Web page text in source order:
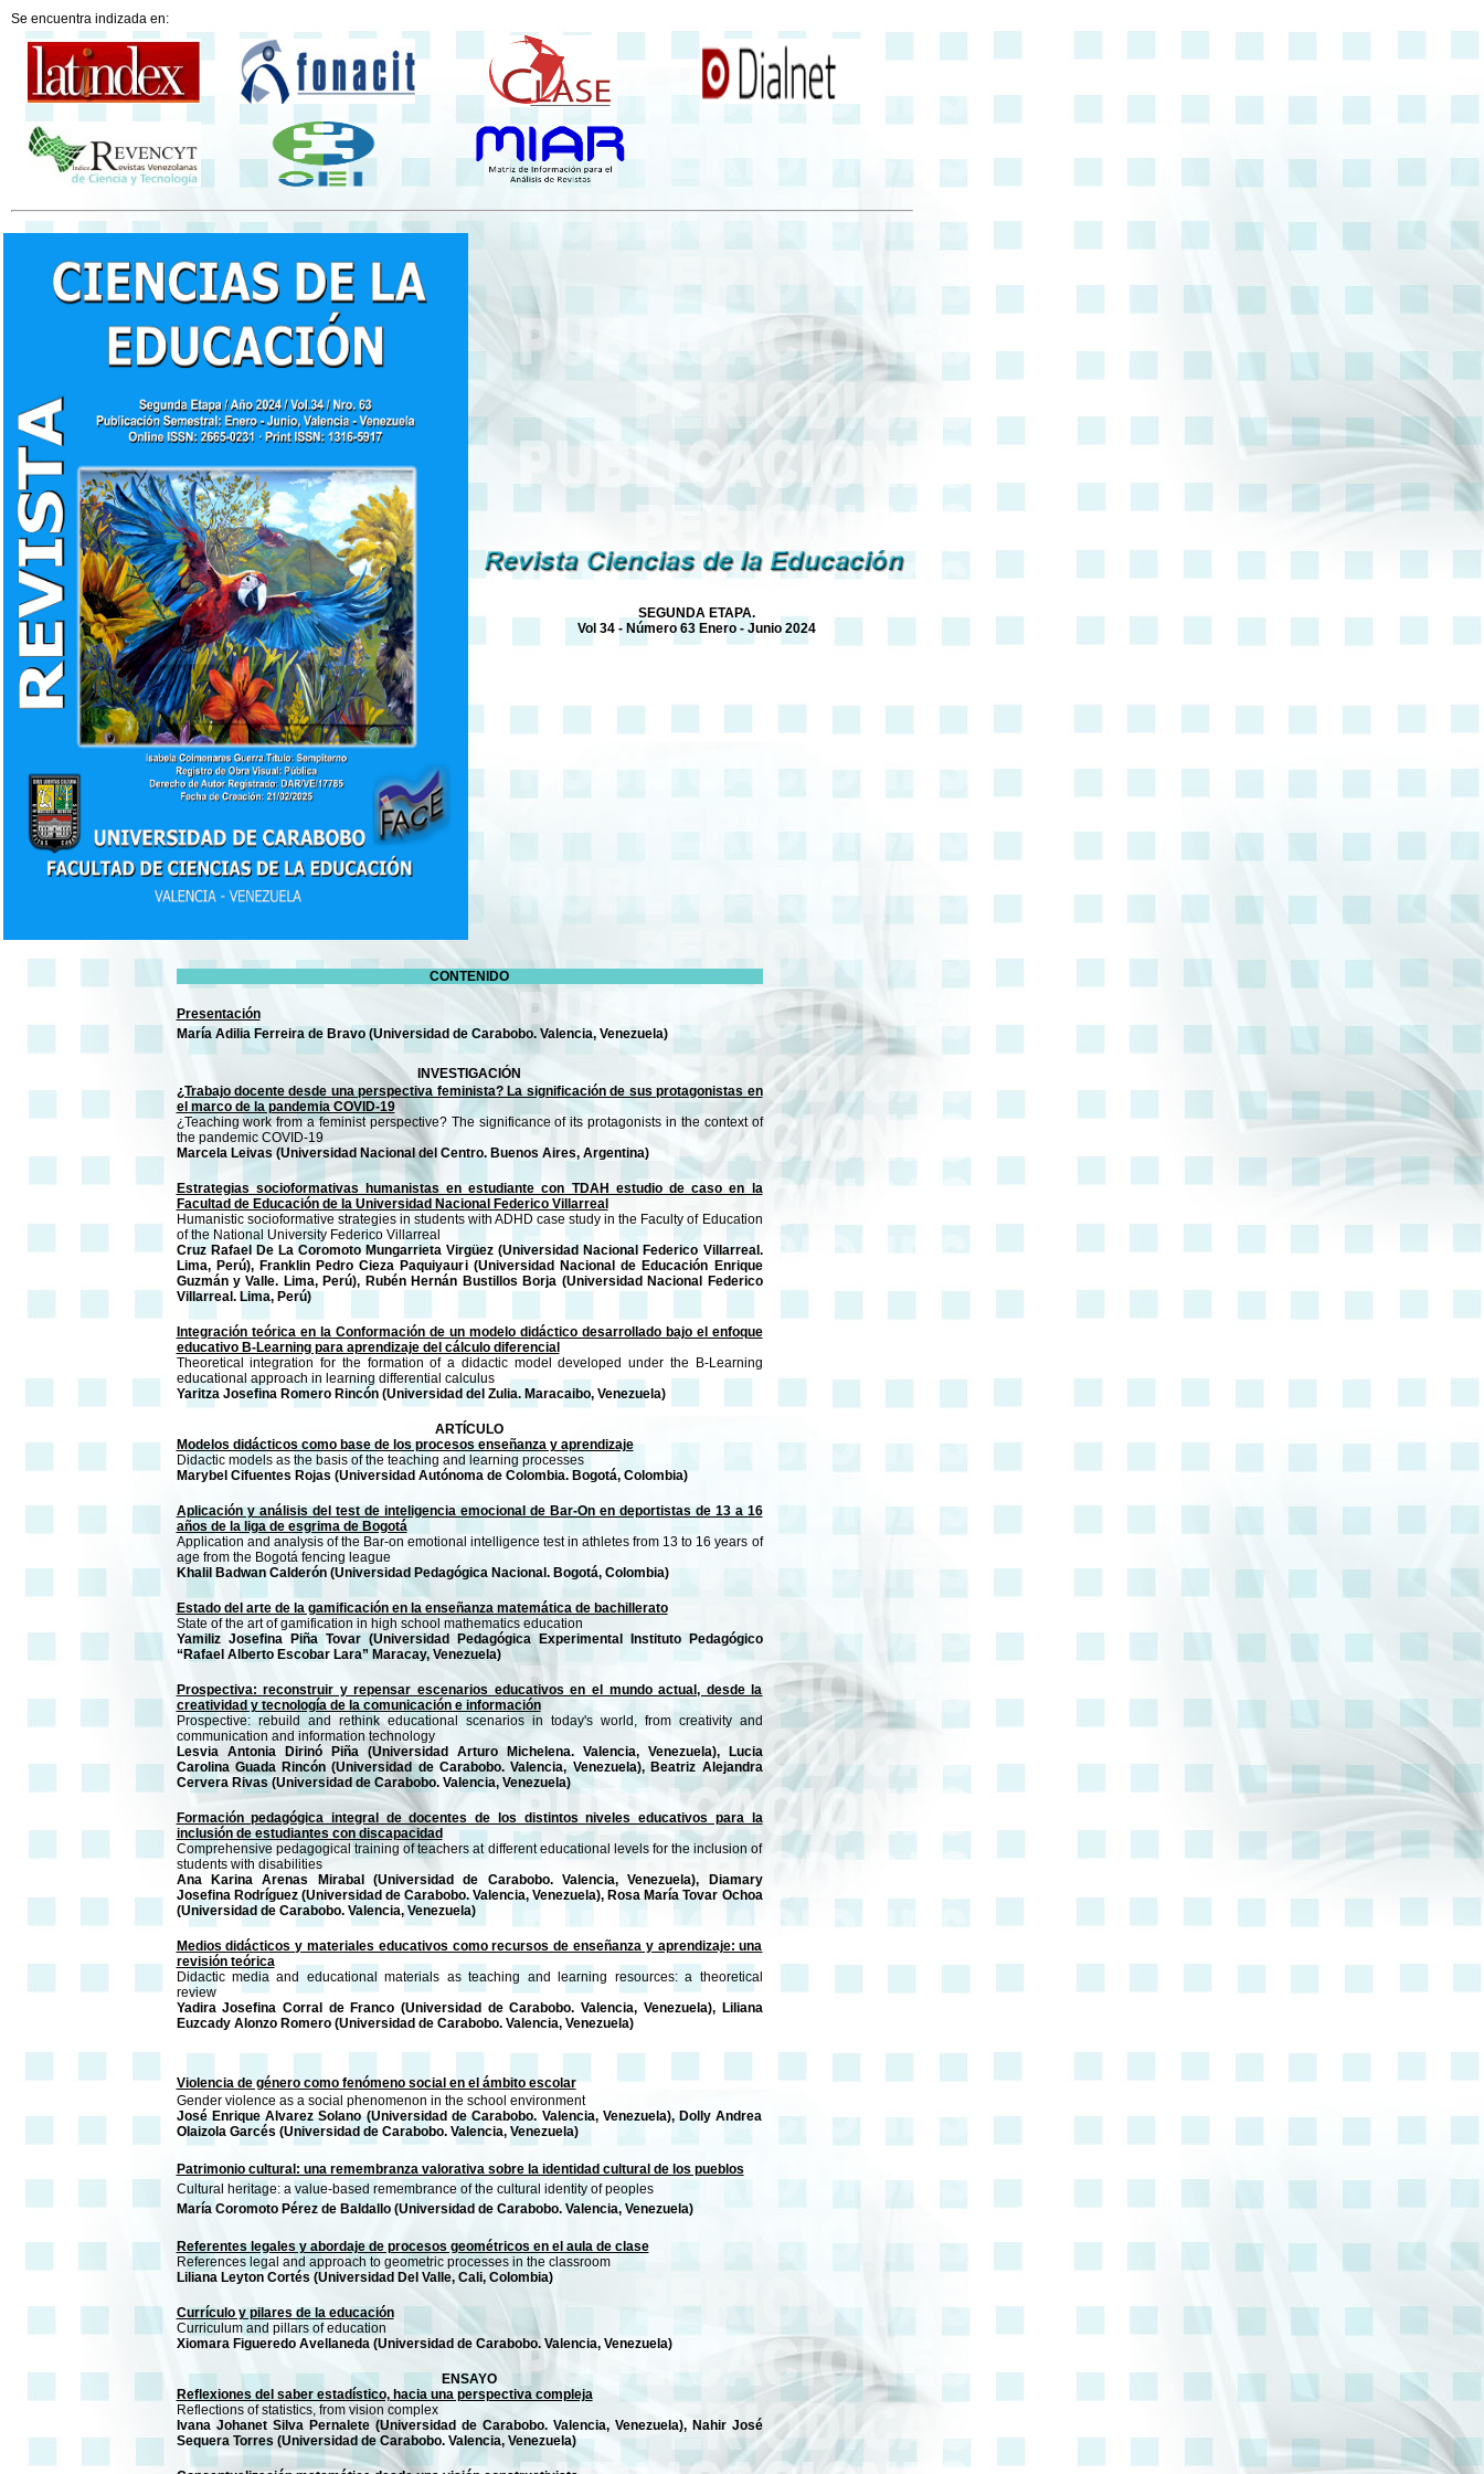
Se encuentra indizada en:
SEGUNDA ETAPA.
Vol 34 - Número 63 Enero - Junio 2024
CONTENIDO
Presentación
María Adilia Ferreira de Bravo (Universidad de Carabobo. Valencia, Venezuela)
INVESTIGACIÓN
¿Trabajo docente desde una perspectiva feminista? La significación de sus protagonistas en
el marco de la pandemia COVID-19
¿Teaching work from a feminist perspective? The significance of its protagonists in the context of
the pandemic COVID-19
Marcela Leivas (Universidad Nacional del Centro. Buenos Aires, Argentina)
Estrategias socioformativas humanistas en estudiante con TDAH estudio de caso en la
Facultad de Educación de la Universidad Nacional Federico Villarreal
Humanistic socioformative strategies in students with ADHD case study in the Faculty of Education
of the National University Federico Villarreal
Cruz Rafael De La Coromoto Mungarrieta Virgüez (Universidad Nacional Federico Villarreal.
Lima, Perú), Franklin Pedro Cieza Paquiyauri (Universidad Nacional de Educación Enrique
Guzmán y Valle. Lima, Perú), Rubén Hernán Bustillos Borja (Universidad Nacional Federico
Villarreal. Lima, Perú)
Integración teórica en la Conformación de un modelo didáctico desarrollado bajo el enfoque
educativo B-Learning para aprendizaje del cálculo diferencial
Theoretical integration for the formation of a didactic model developed under the B-Learning
educational approach in learning differential calculus
Yaritza Josefina Romero Rincón (Universidad del Zulia. Maracaibo, Venezuela)
ARTÍCULO
Modelos didácticos como base de los procesos enseñanza y aprendizaje
Didactic models as the basis of the teaching and learning processes
Marybel Cifuentes Rojas (Universidad Autónoma de Colombia. Bogotá, Colombia)
Aplicación y análisis del test de inteligencia emocional de Bar-On en deportistas de 13 a 16
años de la liga de esgrima de Bogotá
Application and analysis of the Bar-on emotional intelligence test in athletes from 13 to 16 years of
age from the Bogotá fencing league
Khalil Badwan Calderón (Universidad Pedagógica Nacional. Bogotá, Colombia)
Estado del arte de la gamificación en la enseñanza matemática de bachillerato
State of the art of gamification in high school mathematics education
Yamiliz Josefina Piña Tovar (Universidad Pedagógica Experimental Instituto Pedagógico
“Rafael Alberto Escobar Lara” Maracay, Venezuela)
Prospectiva: reconstruir y repensar escenarios educativos en el mundo actual, desde la
creatividad y tecnología de la comunicación e información
Prospective: rebuild and rethink educational scenarios in today's world, from creativity and
communication and information technology
Lesvia Antonia Dirinó Piña (Universidad Arturo Michelena. Valencia, Venezuela), Lucia
Carolina Guada Rincón (Universidad de Carabobo. Valencia, Venezuela), Beatriz Alejandra
Cervera Rivas (Universidad de Carabobo. Valencia, Venezuela)
Formación pedagógica integral de docentes de los distintos niveles educativos para la
inclusión de estudiantes con discapacidad
Comprehensive pedagogical training of teachers at different educational levels for the inclusion of
students with disabilities
Ana Karina Arenas Mirabal (Universidad de Carabobo. Valencia, Venezuela), Diamary
Josefina Rodríguez (Universidad de Carabobo. Valencia, Venezuela), Rosa María Tovar Ochoa
(Universidad de Carabobo. Valencia, Venezuela)
Medios didácticos y materiales educativos como recursos de enseñanza y aprendizaje: una
revisión teórica
Didactic media and educational materials as teaching and learning resources: a theoretical
review
Yadira Josefina Corral de Franco (Universidad de Carabobo. Valencia, Venezuela), Liliana
Euzcady Alonzo Romero (Universidad de Carabobo. Valencia, Venezuela)
Violencia de género como fenómeno social en el ámbito escolar
Gender violence as a social phenomenon in the school environment
José Enrique Alvarez Solano (Universidad de Carabobo. Valencia, Venezuela), Dolly Andrea
Olaizola Garcés (Universidad de Carabobo. Valencia, Venezuela)
Patrimonio cultural: una remembranza valorativa sobre la identidad cultural de los pueblos
Cultural heritage: a value-based remembrance of the cultural identity of peoples
María Coromoto Pérez de Baldallo (Universidad de Carabobo. Valencia, Venezuela)
Referentes legales y abordaje de procesos geométricos en el aula de clase
References legal and approach to geometric processes in the classroom
Liliana Leyton Cortés (Universidad Del Valle, Cali, Colombia)
Currículo y pilares de la educación
Curriculum and pillars of education
Xiomara Figueredo Avellaneda (Universidad de Carabobo. Valencia, Venezuela)
ENSAYO
Reflexiones del saber estadístico, hacia una perspectiva compleja
Reflections of statistics, from vision complex
Ivana Johanet Silva Pernalete (Universidad de Carabobo. Valencia, Venezuela), Nahir José
Sequera Torres (Universidad de Carabobo. Valencia, Venezuela)